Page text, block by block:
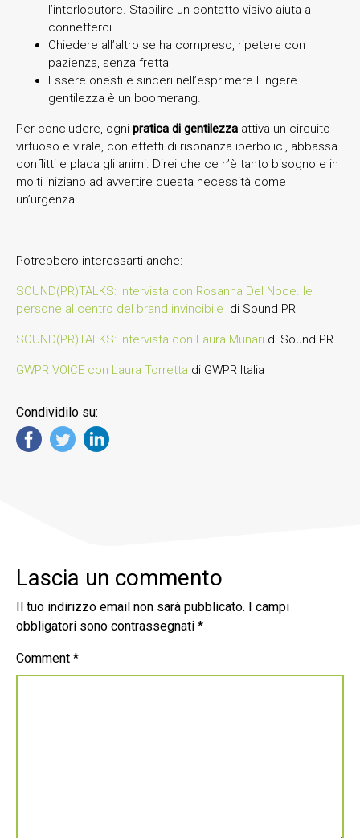
l’interlocutore. Stabilire un contatto visivo aiuta a
connetterci
Chiedere all’altro se ha compreso, ripetere con
pazienza, senza fretta
Essere onesti e sinceri nell’esprimere Fingere
gentilezza è un boomerang.
Per concludere, ogni pratica di gentilezza attiva un circuito
virtuoso e virale, con effetti di risonanza iperbolici, abbassa i
conflitti e placa gli animi. Direi che ce n’è tanto bisogno e in
molti iniziano ad avvertire questa necessità come
un’urgenza.
Potrebbero interessarti anche:
SOUND(PR)TALKS: intervista con Rosanna Del Noce. le
persone al centro del brand invincibile di Sound PR
SOUND(PR)TALKS: intervista con Laura Munari di Sound PR
GWPR VOICE con Laura Torretta di GWPR Italia
Condividilo su:
Lascia un commento
Il tuo indirizzo email non sarà pubblicato.
I campi
obbligatori sono contrassegnati *
Comment *